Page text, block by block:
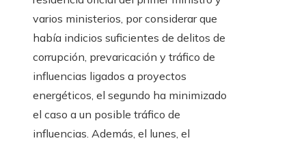
varios ministerios, por considerar que
había indicios suficientes de delitos de
corrupción, prevaricación y tráfico de
influencias ligados a proyectos
energéticos, el segundo ha minimizado
el caso a un posible tráfico de
influencias. Además, el lunes, el